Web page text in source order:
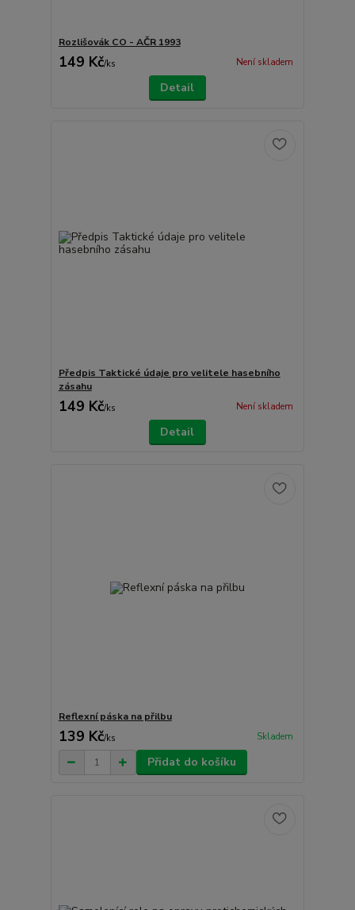
Rozlišovák CO - AČR 1993
149 Kč/ks Není skladem
Detail
Předpis Taktické údaje pro velitele hasebního
zásahu
149 Kč/ks Není skladem
Detail
Reflexní páska na přilbu
139 Kč/ks Skladem
Přidat do košíku